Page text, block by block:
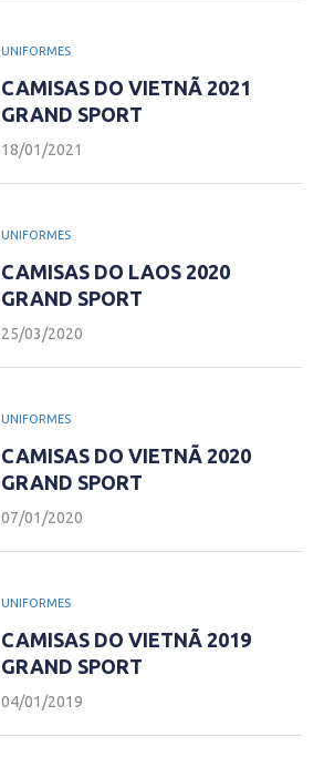
UNIFORMES
CAMISAS DO VIETNÃ 2021
GRAND SPORT
18/01/2021
UNIFORMES
CAMISAS DO LAOS 2020
GRAND SPORT
25/03/2020
UNIFORMES
CAMISAS DO VIETNÃ 2020
GRAND SPORT
07/01/2020
UNIFORMES
CAMISAS DO VIETNÃ 2019
GRAND SPORT
04/01/2019